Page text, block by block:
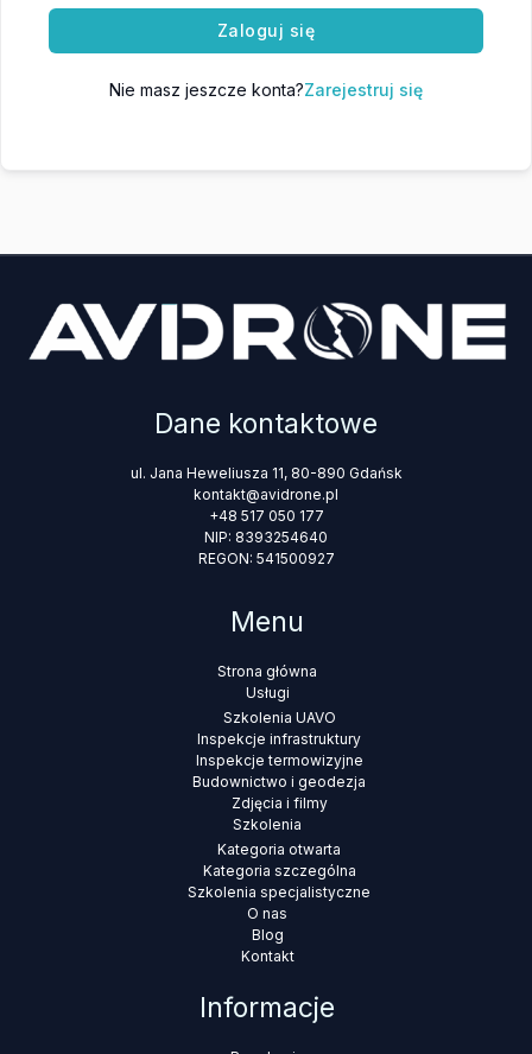
Zaloguj się
Nie masz jeszcze konta?Zarejestruj się
Dane kontaktowe
ul. Jana Heweliusza 11, 80-890 Gdańsk
kontakt@avidrone.pl
+48 517 050 177
NIP: 8393254640
REGON: 541500927
Menu
Strona główna
Usługi
Szkolenia UAVO
Inspekcje infrastruktury
Inspekcje termowizyjne
Budownictwo i geodezja
Zdjęcia i filmy
Szkolenia
Kategoria otwarta
Kategoria szczególna
Szkolenia specjalistyczne
O nas
Blog
Kontakt
Informacje